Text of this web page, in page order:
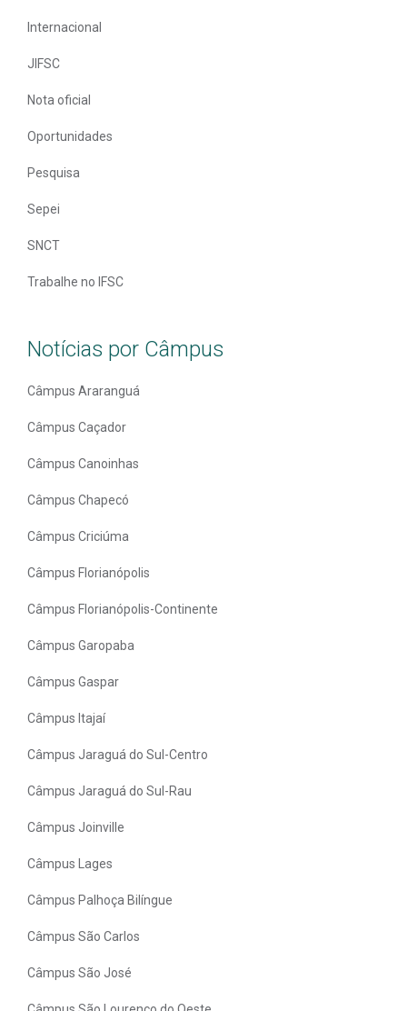
Internacional
JIFSC
Nota oficial
Oportunidades
Pesquisa
Sepei
SNCT
Trabalhe no IFSC
Notícias por Câmpus
Câmpus Araranguá
Câmpus Caçador
Câmpus Canoinhas
Câmpus Chapecó
Câmpus Criciúma
Câmpus Florianópolis
Câmpus Florianópolis-Continente
Câmpus Garopaba
Câmpus Gaspar
Câmpus Itajaí
Câmpus Jaraguá do Sul-Centro
Câmpus Jaraguá do Sul-Rau
Câmpus Joinville
Câmpus Lages
Câmpus Palhoça Bilíngue
Câmpus São Carlos
Câmpus São José